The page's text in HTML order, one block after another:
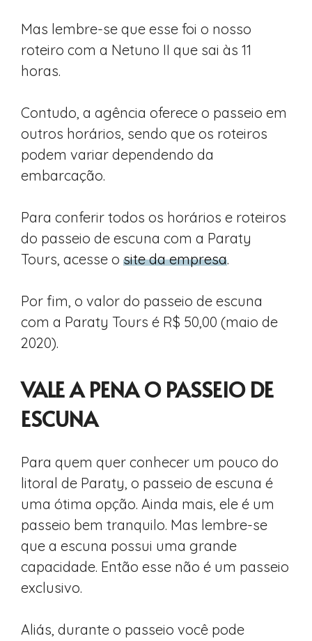
Mas lembre-se que esse foi o nosso
roteiro com a Netuno II que sai às 11
horas.
Contudo, a agência oferece o passeio em
outros horários, sendo que os roteiros
podem variar dependendo da
embarcação.
Para conferir todos os horários e roteiros
do passeio de escuna com a Paraty
Tours, acesse o site da empresa.
Por fim, o valor do passeio de escuna
com a Paraty Tours é R$ 50,00 (maio de
2020).
VALE A PENA O PASSEIO DE
ESCUNA
Para quem quer conhecer um pouco do
litoral de Paraty, o passeio de escuna é
uma ótima opção. Ainda mais, ele é um
passeio bem tranquilo. Mas lembre-se
que a escuna possui uma grande
capacidade. Então esse não é um passeio
exclusivo.
Aliás, durante o passeio você pode